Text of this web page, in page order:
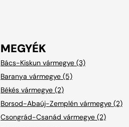
MEGYÉK
Bács-Kiskun vármegye (3)
Baranya vármegye (5)
Békés vármegye (2)
Borsod-Abaúj-Zemplén vármegye (2)
Csongrád-Csanád vármegye (2)